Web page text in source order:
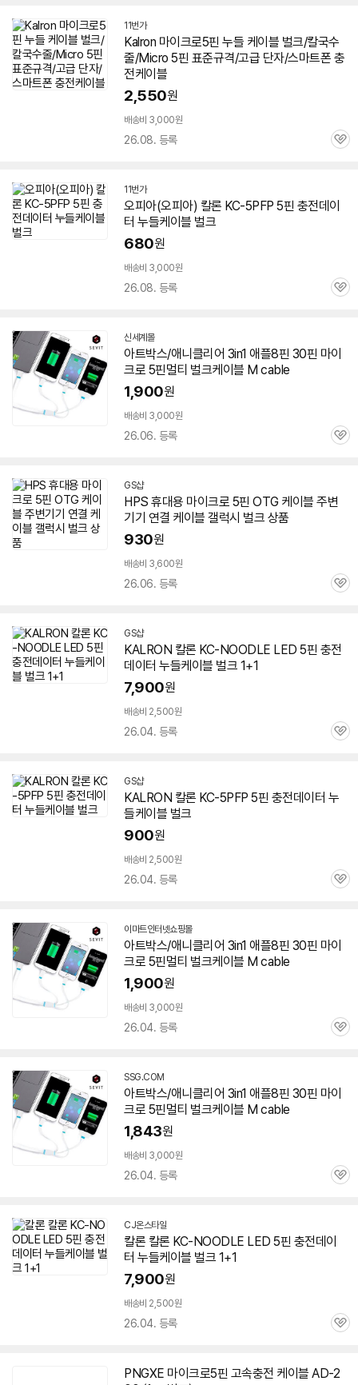
기
11번가
Kalron 마이크로5핀 누들 케이블 벌크/칼국수
줄/Micro 5핀 표준규격/고급 단자/스마트폰 충
전케이블
2,550원
배송비 3,000원
26.08. 등록
관
11번가
오피아(오피아) 칼론 KC-5PFP 5핀 충전데이
터 누들케이블 벌크
680원
배송비 3,000원
26.08. 등록
관
신세계몰
아트박스/애니클리어 3in1 애플8핀 30핀 마이
크로 5핀멀티 벌크케이블 M cable
1,900원
배송비 3,000원
26.06. 등록
관
GS샵
HPS 휴대용 마이크로 5핀 OTG 케이블 주변
기기 연결 케이블 갤럭시 벌크 상품
930원
배송비 3,600원
26.06. 등록
관
GS샵
KALRON 칼론 KC-NOODLE LED 5핀 충전
데이터 누들케이블 벌크 1+1
7,900원
배송비 2,500원
26.04. 등록
관
GS샵
KALRON 칼론 KC-5PFP 5핀 충전데이터 누
들케이블 벌크
900원
배송비 2,500원
26.04. 등록
관
이마트인터넷쇼핑몰
아트박스/애니클리어 3in1 애플8핀 30핀 마이
크로 5핀멀티 벌크케이블 M cable
1,900원
배송비 3,000원
26.04. 등록
관
SSG.COM
아트박스/애니클리어 3in1 애플8핀 30핀 마이
크로 5핀멀티 벌크케이블 M cable
1,843원
배송비 3,000원
26.04. 등록
관
CJ온스타일
칼론 칼론 KC-NOODLE LED 5핀 충전데이
터 누들케이블 벌크 1+1
7,900원
배송비 2,500원
26.04. 등록
관
PNGXE 마이크로5핀 고속충전 케이블 AD-2